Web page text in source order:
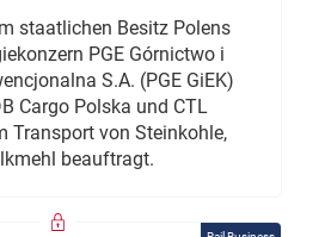
staatlichen Besitz Polens
PGE Górnictwo i
S.A. (PGE GiEK)
Cargo Polska und CTL
Transport von Steinkohle,
beauftragt.